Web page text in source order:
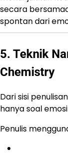
secara
spontan dari
5. Teknik
Chemistry
Dari sisi
hanya soal
Penulis